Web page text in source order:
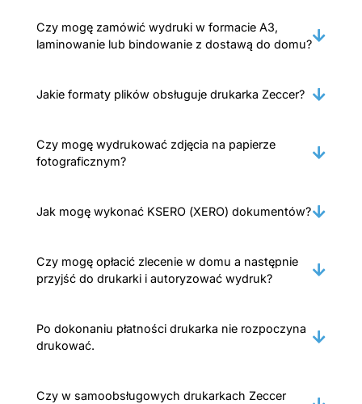
Czy mogę zamówić wydruki w formacie A3,
laminowanie lub bindowanie z dostawą do domu?
Jakie formaty plików obsługuje drukarka Zeccer?
Czy mogę wydrukować zdjęcia na papierze
fotograficznym?
Jak mogę wykonać KSERO (XERO) dokumentów?
Czy mogę opłacić zlecenie w domu a następnie
przyjść do drukarki i autoryzować wydruk?
Po dokonaniu płatności drukarka nie rozpoczyna
drukować.
Czy w samoobsługowych drukarkach Zeccer